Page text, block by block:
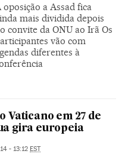
oposição a Assad fica
mais dividida depois
convite da ONU ao Irã Os
vão com
diferentes à
Vaticano em 27 de
gira europeia
- 13:12 EST